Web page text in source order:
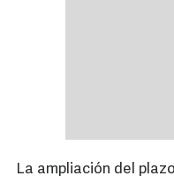
La ampliación del